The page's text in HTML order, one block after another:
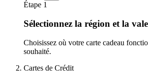
Étape 1
Sélectionnez la région et la
Choisissez où votre carte cadeau
souhaité.
Cartes de Crédit